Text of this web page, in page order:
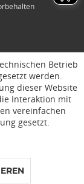
Betrieb
werden.
dieser Website
Interaktion mit
vereinfachen
gesetzt.